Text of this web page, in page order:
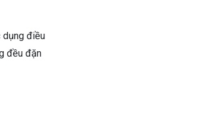
dụng điều
đều đặn